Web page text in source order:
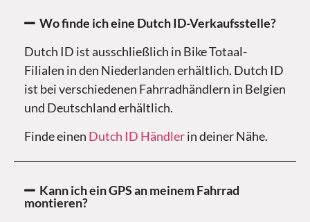
Wo finde ich eine Dutch ID-Verkaufsstelle?
Dutch ID ist ausschließlich in Bike Totaal-
Filialen in den Niederlanden erhältlich. Dutch ID
ist bei verschiedenen Fahrradhändlern in Belgien
und Deutschland erhältlich.
Finde einen Dutch ID Händlerin deiner Nähe.
Kann ich ein GPS an meinem Fahrrad
montieren?